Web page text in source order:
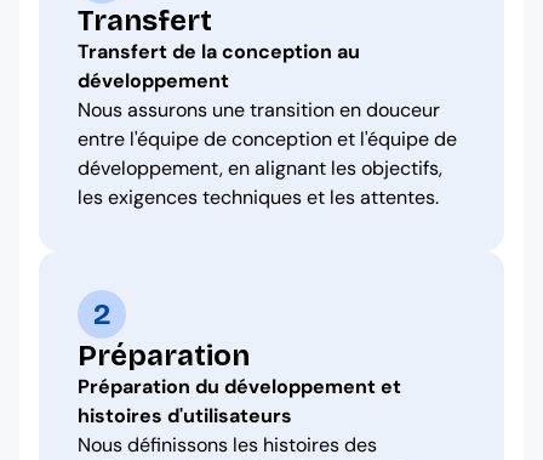
Transfert
Transfert de la conception au
développement
Nous assurons une transition en douceur
entre l'équipe de conception et l'équipe de
développement, en alignant les objectifs,
les exigences techniques et les attentes.
2
Préparation
Préparation du développement et
histoires d'utilisateurs
Nous définissons les histoires des